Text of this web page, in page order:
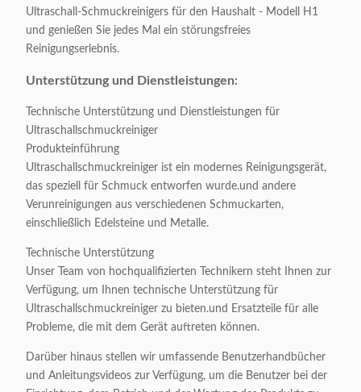
Ultraschall-Schmuckreinigers für den Haushalt - Modell H1
und genießen Sie jedes Mal ein störungsfreies
Reinigungserlebnis.
Unterstützung und Dienstleistungen:
Technische Unterstützung und Dienstleistungen für
Ultraschallschmuckreiniger
Produkteinführung
Ultraschallschmuckreiniger ist ein modernes Reinigungsgerät,
das speziell für Schmuck entworfen wurde.und andere
Verunreinigungen aus verschiedenen Schmuckarten,
einschließlich Edelsteine und Metalle.
Technische Unterstützung
Unser Team von hochqualifizierten Technikern steht Ihnen zur
Verfügung, um Ihnen technische Unterstützung für
Ultraschallschmuckreiniger zu bieten.und Ersatzteile für alle
Probleme, die mit dem Gerät auftreten können.
Darüber hinaus stellen wir umfassende Benutzerhandbücher
und Anleitungsvideos zur Verfügung, um die Benutzer bei der